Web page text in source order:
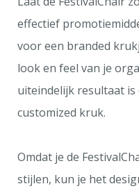
effectief
voor een branded
look en feel van je
uiteindelijk resultaat
customized kruk.
Omdat je de
stijlen, kun je het